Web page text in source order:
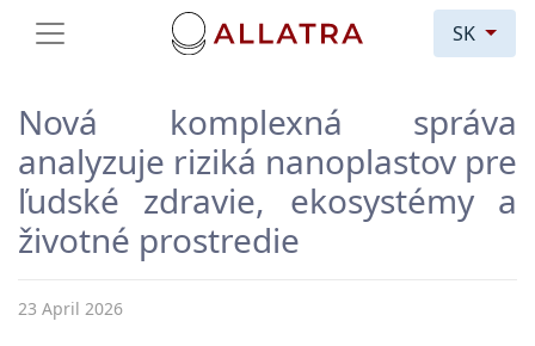
SK
Nová komplexná správa
analyzuje riziká nanoplastov pre
ľudské zdravie, ekosystémy a
životné prostredie
23 April 2026